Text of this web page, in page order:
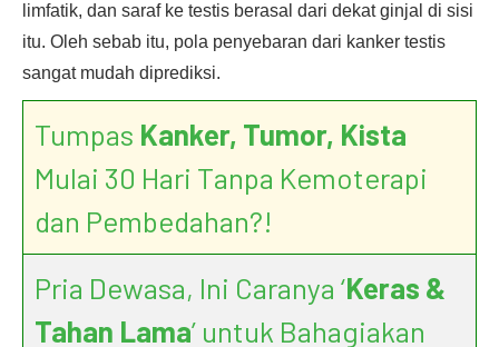
limfatik, dan saraf ke testis berasal dari dekat ginjal di sisi
itu. Oleh sebab itu, pola penyebaran dari kanker testis
sangat mudah diprediksi.
Tumpas Kanker, Tumor, Kista
Mulai 30 Hari Tanpa Kemoterapi
dan Pembedahan?!
Pria Dewasa, Ini Caranya ‘Keras &
Tahan Lama’ untuk Bahagiakan